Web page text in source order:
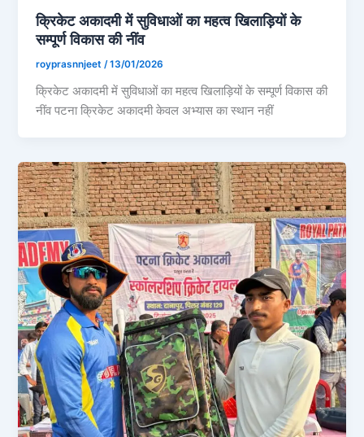
क्रिकेट अकादमी में सुविधाओं का महत्व खिलाड़ियों के
सम्पूर्ण विकास की नींव
royprasnnjeet /13/01/2026
क्रिकेट अकादमी में सुविधाओं का महत्व खिलाड़ियों के सम्पूर्ण विकास की
नींव पटना क्रिकेट अकादमी केवल अभ्यास का स्थान नहीं